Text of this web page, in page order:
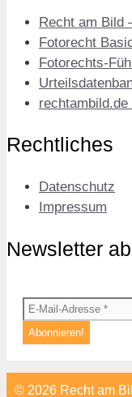
Recht am Bild
Fotorecht
Fotorechts-
Rechtliches
Datenschutz
Impressum
Newsletter
© 2026 Recht am